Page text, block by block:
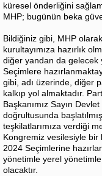
küresel önderliğini
MHP; bugünün beka
Bildiğiniz gibi, MHP
kurultayımıza hazırlık
diğer yandan da gelecek
Seçimlere
gibi, adı üzerinde, diğer
kalkıp yol almaktadır.
Başkanımız Sayın
doğrultusunda
teşkilatlarımıza verdiği
Kongremiz vesilesiyle
2024 Seçimlerine
yönetimle yerel
olacaktır.